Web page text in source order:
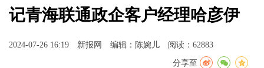
记青海联通政企客户经理哈彦伊
2024-07-26 16:19 新报网 编辑：陈婉儿 阅读：62883
分享至